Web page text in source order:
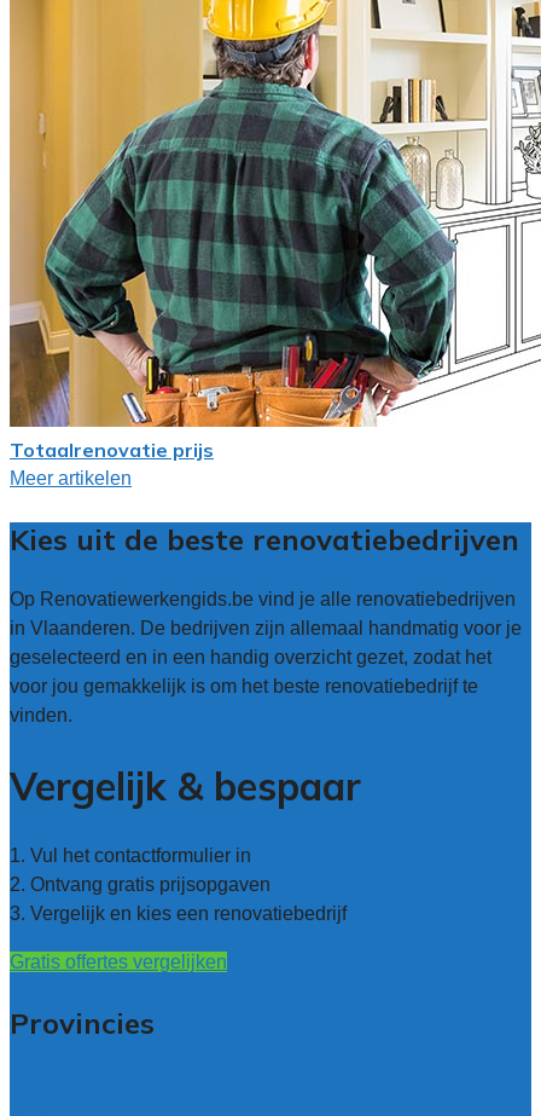
Totaalrenovatie prijs
Meer artikelen
Kies uit de beste renovatiebedrijven
Op Renovatiewerkengids.be vind je alle renovatiebedrijven
in Vlaanderen. De bedrijven zijn allemaal handmatig voor je
geselecteerd en in een handig overzicht gezet, zodat het
voor jou gemakkelijk is om het beste renovatiebedrijf te
vinden.
Vergelijk & bespaar
1. Vul het contactformulier in
2. Ontvang gratis prijsopgaven
3. Vergelijk en kies een renovatiebedrijf
Gratis offertes vergelijken
Provincies